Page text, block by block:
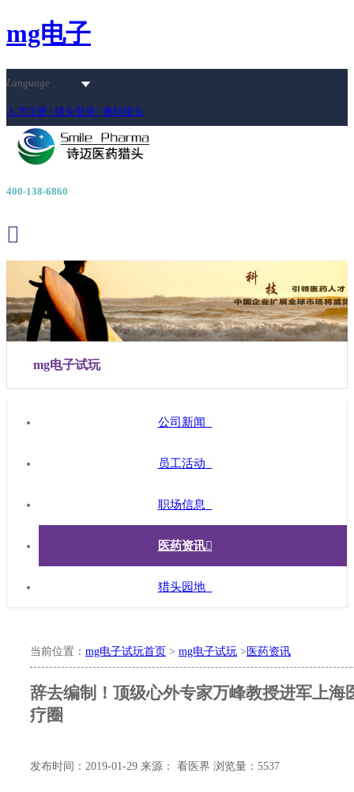
mg电子
Language
人才注册 | 猎头登录 | 兼职猎头
400-138-6860

mg电子试玩
公司新闻
员工活动
职场信息
医药资讯
猎头园地
当前位置： mg电子试玩首页 > mg电子试玩 > 医药资讯
辞去编制！顶级心外专家万峰教授进军上海
疗圈
发布时间：2019-01-29 来源： 看医界 浏览量：5537